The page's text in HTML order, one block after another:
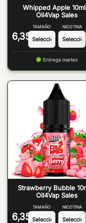
Whipped Apple
Oil4Vap Sales
6,35 €
TAMAÑO NICOTINA
Entrega martes
Strawberry Bubble
Oil4Vap Sales
6,35 €
TAMAÑO NICOTINA